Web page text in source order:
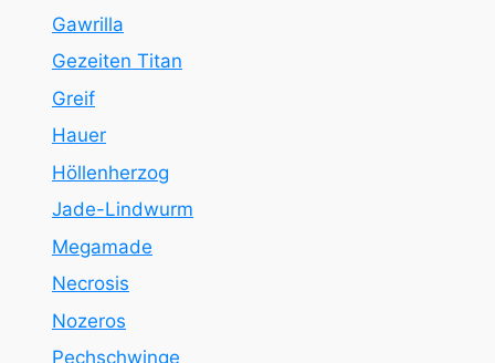
Gawrilla
Gezeiten Titan
Greif
Hauer
Höllenherzog
Jade-Lindwurm
Megamade
Necrosis
Nozeros
Pechschwinge